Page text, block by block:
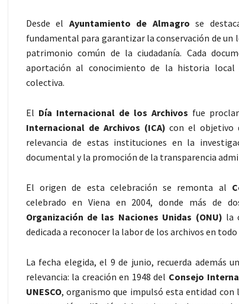
Desde el Ayuntamiento de Almagro se
fundamental para garantizar la conservación de
patrimonio común de la ciudadanía. Cada
aportación al conocimiento de la historia
colectiva.
El Día Internacional de los Archivos fue
Internacional de Archivos (ICA) con el objetivo
relevancia de estas instituciones en la
documental y la promoción de la transparencia
El origen de esta celebración se remonta al
celebrado en Viena en 2004, donde más de
Organización de las Naciones Unidas (ONU) la
dedicada a reconocer la labor de los archivos en
La fecha elegida, el 9 de junio, recuerda además
relevancia: la creación en 1948 del Consejo
UNESCO, organismo que impulsó esta entidad